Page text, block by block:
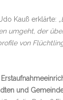
Kauß erklärte:
umgeht, der
von
und